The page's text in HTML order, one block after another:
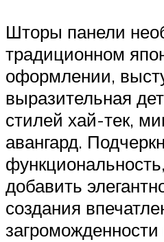
Шторы панели
традиционном
оформлении,
выразительная
стилей хай-тек,
авангард.
добавить
создания
загроможденности